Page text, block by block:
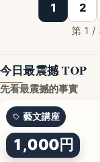
1 2
第 1 /
今日最震撼 TOP
先看最震撼的事實
藝文講座
1,000円